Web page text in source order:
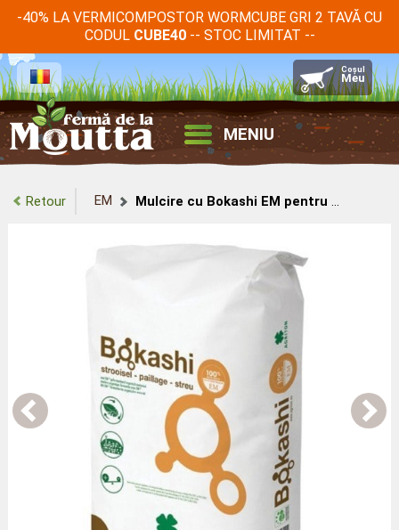
-40% LA VERMICOMPOSTOR WORMCUBE GRI 2 TAVĂ CU
CODUL CUBE40-- STOC LIMITAT --
MENIU
Retour EM Mulcire cu Bokashi EM pentru sol